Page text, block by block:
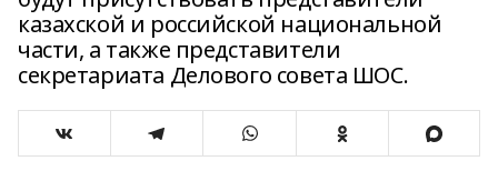
казахской и российской национальной
части, а также представители
секретариата Делового совета ШОС.